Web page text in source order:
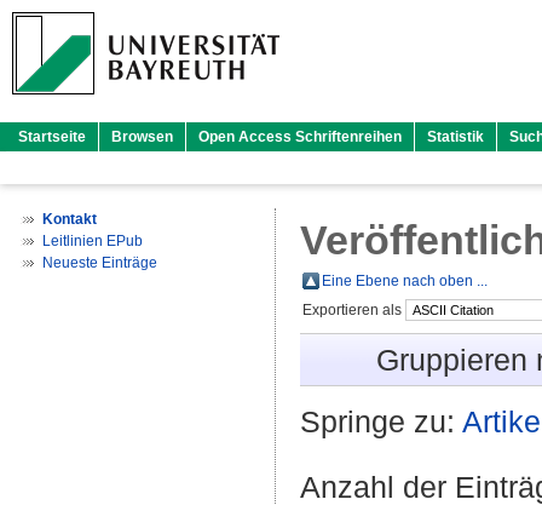
Startseite Browsen Open Access Schriftenreihen Statistik
Kontakt
Leitlinien EPub
Neueste Einträge
Eine Ebene nach oben ...
Exportieren als
Gruppieren
Springe zu:
Anzahl der